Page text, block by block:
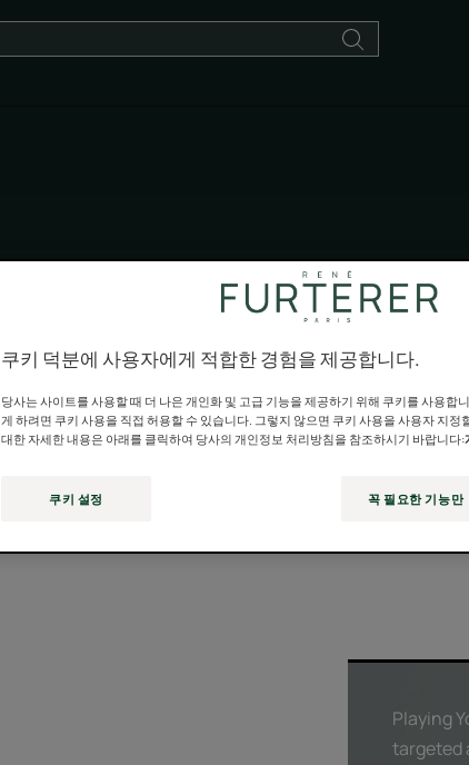
아스테라 프레쉬
쿨링 에센셜 오일과 함께 편안한 두피를 경험해
Playing
targeted
쿠키 덕분에 사용자에게 적합한 경험을 제공합니다.
당사는 사이트를 사용할 때 더 나은 개인화 및 고급 기능을 제공하기 위해 쿠키를 사용합
게 하려면 쿠키 사용을 직접 허용할 수 있습니다. 그렇지 않으면 쿠키 사용을 사용자 지정
대한 자세한 내용은 아래를 클릭하여 당사의 개인정보 처리방침을 참조하시기 바랍니다:
쿠키 설정 꼭 필요한 기능만